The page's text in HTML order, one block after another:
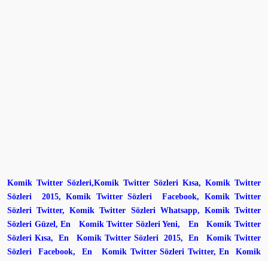
Komik Twitter Sözleri,Komik Twitter Sözleri Kısa, Komik Twitter
Sözleri 2015, Komik Twitter Sözleri Facebook, Komik Twitter
Sözleri Twitter, Komik Twitter Sözleri Whatsapp, Komik Twitter
Sözleri Güzel, En Komik Twitter Sözleri Yeni, En Komik Twitter
Sözleri Kısa, En Komik Twitter Sözleri 2015, En Komik Twitter
Sözleri Facebook, En Komik Twitter Sözleri Twitter, En Komik